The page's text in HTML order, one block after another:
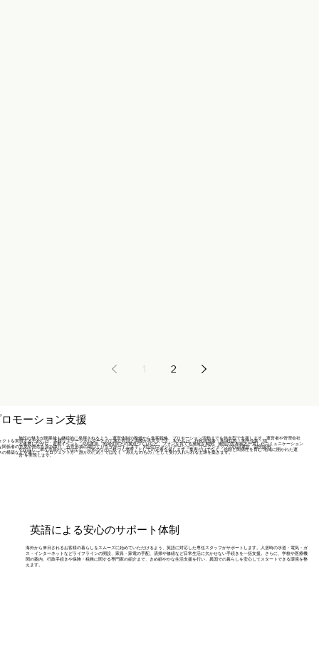
1 2
モーション支援
施設の魅力が開業後も継続的に発揮されるよう、運営体制の整備から集客戦略、プロモーション活動までを伴走型で支援します。運営者や管理会社
と連携しながら、定期イベント、SNS運用、地域住民との接点づくりなど、ファンを育てる施策を展開。施設の世界観と一貫したコミュニケーション
を設計し、単なる賑わいではなく「日常のなかに根づく場所」としての定着を促します。集客だけでなく、信頼と関係性を育む“地域に開かれた運
営”を実現します。
英語による安心のサポート体制
海外から来日されるお客様の暮らしをスムーズに始めていただけるよう、英語に対応した専任スタッフがサポートします。入居時の水道・電気・ガ
ス・インターネットなどライフラインの開設、家具・家電の手配、清掃や修繕など日常生活に欠かせない手続きを一括支援。さらに、学校や医療機
関の案内、行政手続きや保険・税務に関する専門家の紹介まで、きめ細やかな生活支援を行い、異国での暮らしを安心してスタートできる環境を整
えます。
クトを実現するためには、多様なステークホルダーとの丁寧な対話と調整が不可欠です。私たちは、行政担当者・地域住民・地元企業・団
関係者の意見や懸念を汲み取り、合意形成の場づくりをサポートします。対話のファシリテーション、ワークショップの設計運営、説明資料
の構築などを通じて、プロジェクトが「誰かのため」ではなく「みんなのもの」として受け入れられる土壌を築きます。